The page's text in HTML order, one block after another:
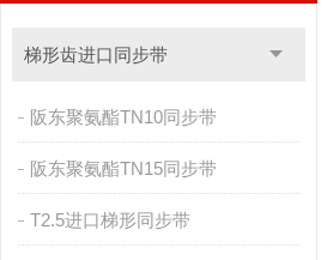
梯形齿进口同步带
阪东聚氨酯TN10同步带
阪东聚氨酯TN15同步带
T2.5进口梯形同步带